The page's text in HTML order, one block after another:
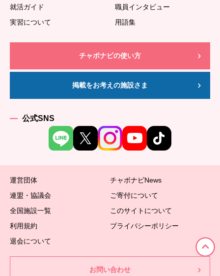
就活ガイド
職員インタビュー
実習について
用語集
チャボナビの使い方
掲載をお考えの施設さま
公式SNS
運営団体
チャボナビNews
連盟・協議会
ご寄付について
全国施設一覧
このサイトについて
利用規約
プライバシーポリシー
退会について
お問い合わせ